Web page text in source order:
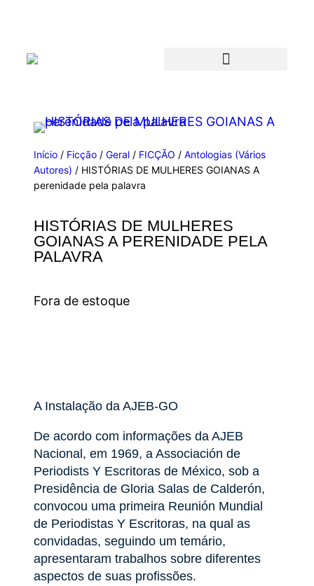
Início / Ficção /Geral / FICÇÃO /Antologias (Vários
Autores) / HISTÓRIAS DE MULHERES GOIANAS A
perenidade pela palavra
HISTÓRIAS DE MULHERES
GOIANAS A PERENIDADE PELA
PALAVRA
Fora de estoque
A Instalação da AJEB-GO
De acordo com informações da AJEB
Nacional, em 1969, a Associación de
Periodists Y Escritoras de México, sob a
Presidência de Gloria Salas de Calderón,
convocou uma primeira Reunión Mundial
de Periodistas Y Escritoras, na qual as
convidadas, seguindo um temário,
apresentaram trabalhos sobre diferentes
aspectos de suas profissões.